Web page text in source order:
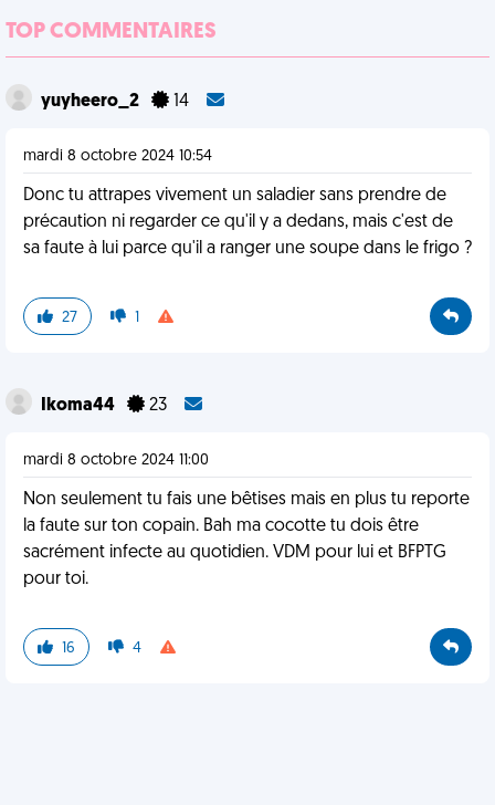
TOP COMMENTAIRES
yuyheero_2 14
mardi 8 octobre 2024 10:54
Donc tu attrapes vivement un saladier sans prendre de
précaution ni regarder ce qu'il y a dedans, mais c'est de
sa faute à lui parce qu'il a ranger une soupe dans le frigo ?
27 1
Ikoma44 23
mardi 8 octobre 2024 11:00
Non seulement tu fais une bêtises mais en plus tu reporte
la faute sur ton copain. Bah ma cocotte tu dois être
sacrément infecte au quotidien. VDM pour lui et BFPTG
pour toi.
16 4